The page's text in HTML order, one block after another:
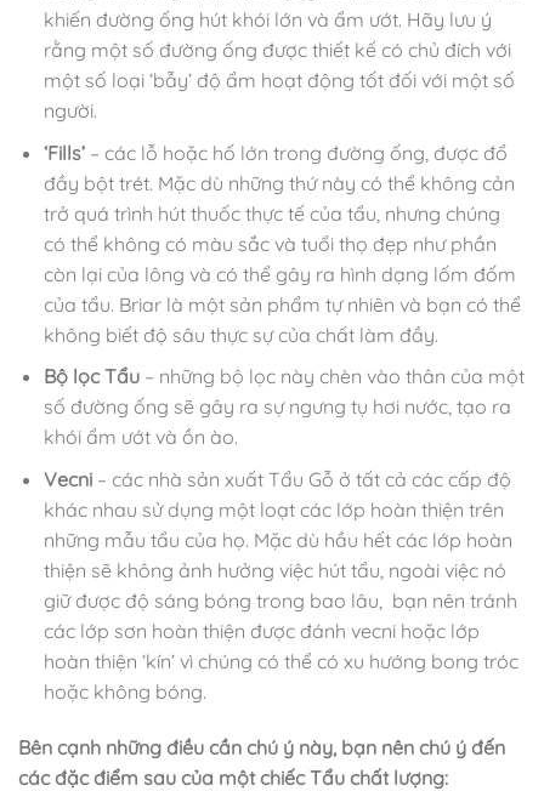
khiến đường ống hút khói lớn và ẩm ướt. Hãy lưu ý
rằng một số đường ống được thiết kế có chủ đích với
một số loại ‘bẫy’ độ ẩm hoạt động tốt đối với một số
người.
‘Fills’– các lỗ hoặc hố lớn trong đường ống, được đổ
đầy bột trét. Mặc dù những thứ này có thể không cản
trở quá trình hút thuốc thực tế của tẩu, nhưng chúng
có thể không có màu sắc và tuổi thọ đẹp như phần
còn lại của lông và có thể gây ra hình dạng lốm đốm
của tẩu. Briar là một sản phẩm tự nhiên và bạn có thể
không biết độ sâu thực sự của chất làm đầy.
Bộ lọc Tẩu– những bộ lọc này chèn vào thân của một
số đường ống sẽ gây ra sự ngưng tụ hơi nước, tạo ra
khói ẩm ướt và ồn ào.
Vecni– các nhà sản xuất Tẩu Gỗ ở tất cả các cấp độ
khác nhau sử dụng một loạt các lớp hoàn thiện trên
những mẫu tẩu của họ. Mặc dù hầu hết các lớp hoàn
thiện sẽ không ảnh hưởng việc hút tẩu, ngoài việc nó
giữ được độ sáng bóng trong bao lâu, bạn nên tránh
các lớp sơn hoàn thiện được đánh vecni hoặc lớp
hoàn thiện ‘kín’ vì chúng có thể có xu hướng bong tróc
hoặc không bóng.
Bên cạnh những điều cần chú ý này, bạn nên chú ý đến
các đặc điểm sau của một chiếc Tẩu chất lượng: